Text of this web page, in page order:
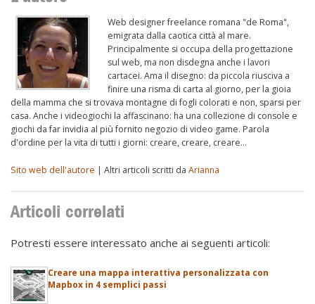
Web designer freelance romana "de Roma",
emigrata dalla caotica città al mare.
Principalmente si occupa della progettazione
sul web, ma non disdegna anche i lavori
cartacei. Ama il disegno: da piccola riusciva a
finire una risma di carta al giorno, per la gioia
della mamma che si trovava montagne di fogli colorati e non, sparsi per
casa. Anche i videogiochi la affascinano: ha una collezione di console e
giochi da far invidia al più fornito negozio di video game. Parola
d'ordine per la vita di tutti i giorni: creare, creare, creare…
Sito web dell'autore | Altri articoli scritti da Arianna
Articoli correlati
Potresti essere interessato anche ai seguenti articoli:
Creare una mappa interattiva personalizzata con
Mapbox in 4 semplici passi